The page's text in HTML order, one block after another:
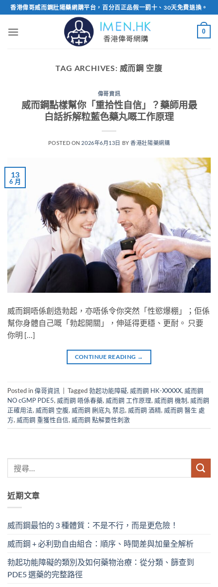
Skip
to
content
香港偉哥威而鋼壯陽藥網購平台，百分百正品假一罰十、30天免費退換。
0
TAG ARCHIVES: 威而鋼 空腹
偉哥資訊
威而鋼點樣幫你「重拾性自信」？藥師用最
白話拆解粒藍色藥丸嘅工作原理
POSTED ON 2026年6月13日 BY香港壯陽藥網購
13
6 月
威而鋼唔係創造勃起，亦唔係令你突然「性慾爆棚」；佢係
幫你身體自己嘅「勃起開關」，伸延得更穩、更耐。​ 只要
你明 […]
CONTINUE READING →
Posted in偉哥資訊 Tagged勃起功能障礙, 威而鋼 HK-XXXXX, 威而鋼
NO cGMP PDE5, 威而鋼 唔係春藥, 威而鋼 工作原理, 威而鋼 機制, 威而鋼
正確用法, 威而鋼 空腹, 威而鋼 脷底丸 禁忌, 威而鋼 酒精, 威而鋼 醫生 處
方, 威而鋼 重獲性自信, 威而鋼 點解要性刺激
近期文章
威而鋼最怕的 3 種體質：不是不行，而是更危險！
威而鋼 + 必利勁自由組合：順序、時間差與加量全解析
勃起功能障礙的類別及如何藥物治療：從分類、篩查到
PDE5 選藥的完整路徑